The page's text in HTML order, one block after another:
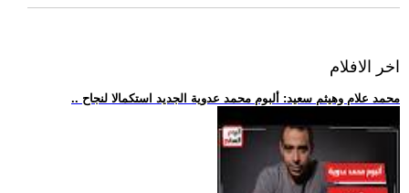
اخر الافلام
.. محمد علام وهيثم سعيد: ألبوم محمد عدوية الجديد استكمالا لنجاح